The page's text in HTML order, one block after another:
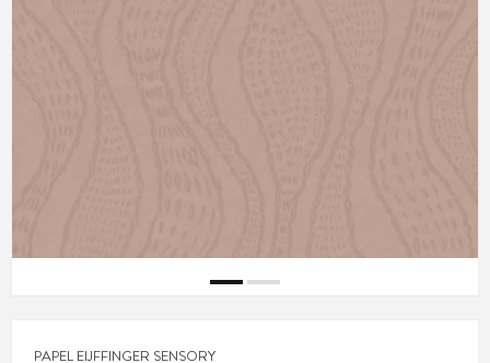
PAPEL EIJFFINGER SENSORY